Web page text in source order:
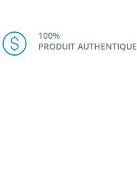
100%
PRODUIT AUTHENTIQUE